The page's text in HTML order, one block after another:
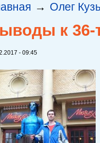
→ Олег
к 36-
- 09:45